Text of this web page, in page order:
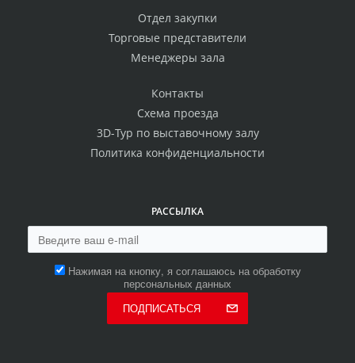
Отдел закупки
Торговые представители
Менеджеры зала
Контакты
Схема проезда
3D-Тур по выставочному залу
Политика конфиденциальности
РАССЫЛКА
Нажимая на кнопку, я соглашаюсь на обработку
персональных данных
ПОДПИСАТЬСЯ